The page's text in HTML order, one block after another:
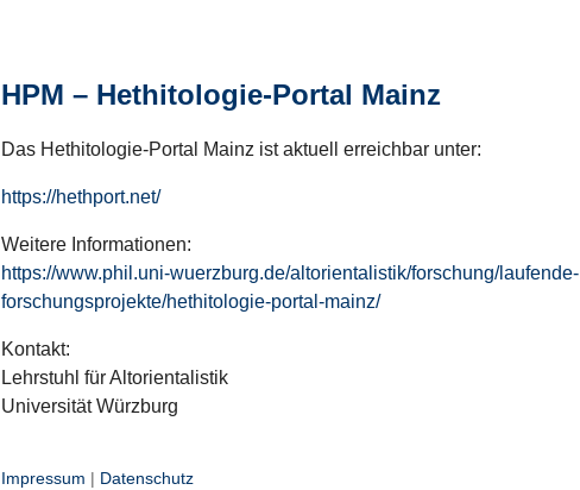
HPM – Hethitologie-Portal Mainz
Das Hethitologie-Portal Mainz ist aktuell erreichbar unter:
https://hethport.net/
Weitere Informationen:
https://www.phil.uni-wuerzburg.de/altorientalistik/forschung/laufende-
forschungsprojekte/hethitologie-portal-mainz/
Kontakt:
Lehrstuhl für Altorientalistik
Universität Würzburg
Impressum | Datenschutz